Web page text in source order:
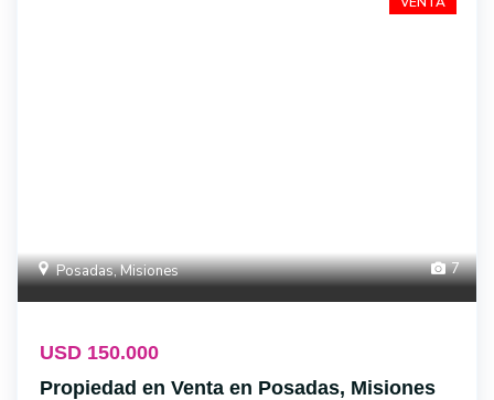
Posadas, Misiones 7
USD 150.000
Propiedad en Venta en Posadas, Misiones